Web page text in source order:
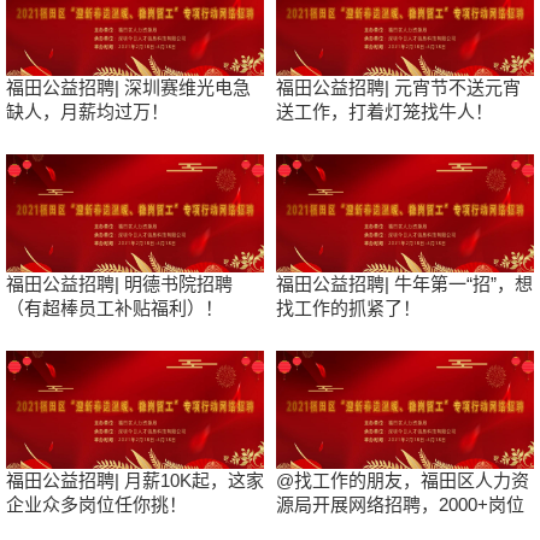
福田公益招聘| 深圳赛维光电急
缺人，月薪均过万！
福田公益招聘| 元宵节不送元宵
送工作，打着灯笼找牛人！
福田公益招聘| 明德书院招聘
（有超棒员工补贴福利）！
福田公益招聘| 牛年第一“招”，想
找工作的抓紧了！
福田公益招聘| 月薪10K起，这家
企业众多岗位任你挑！
@找工作的朋友，福田区人力资
源局开展网络招聘，2000+岗位